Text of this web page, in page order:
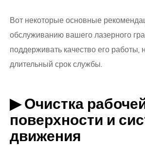
Вот некоторые основные
обслуживанию вашего лазерного
поддерживать качество его работы,
длительный срок службы.
▶ Очистка
поверхности и
движения